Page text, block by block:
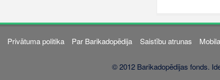
Privātuma politika Par Barikadopēdija Saistību atrunas
© 2012 Barikadopēdijas fonds.